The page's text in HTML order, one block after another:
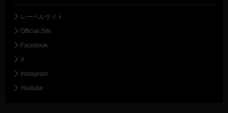
レーベルサイト
Official Site
Facebook
X
Instagram
Youtube